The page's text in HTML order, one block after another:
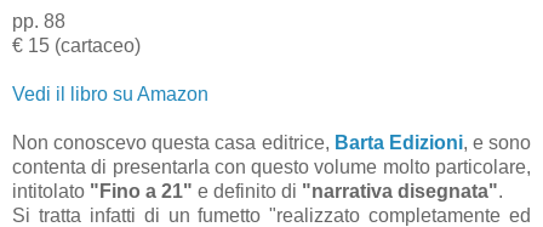
pp. 88
€ 15 (cartaceo)
Vedi il libro su Amazon
Non conoscevo questa casa editrice, Barta Edizioni, e sono
contenta di presentarla con questo volume molto particolare,
intitolato "Fino a 21" e definito di "narrativa disegnata".
Si tratta infatti di un fumetto "realizzato completamente ed